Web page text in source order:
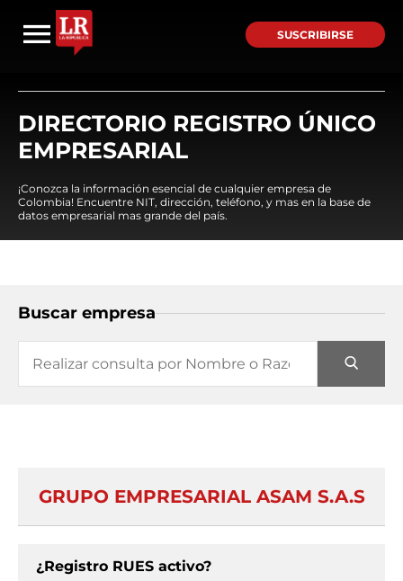
SUSCRIBIRSE
DIRECTORIO REGISTRO ÚNICO
EMPRESARIAL
¡Conozca la información esencial de cualquier empresa de
Colombia! Encuentre NIT, dirección, teléfono, y mas en la base de
datos empresarial mas grande del país.
Buscar empresa
GRUPO EMPRESARIAL ASAM S.A.S
¿Registro RUES activo?